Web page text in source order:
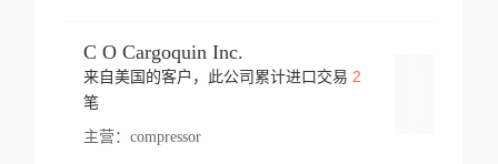
C O Cargoquin Inc.
来自美国的客户，此公司累计进口交易 2
笔
主营： compressor